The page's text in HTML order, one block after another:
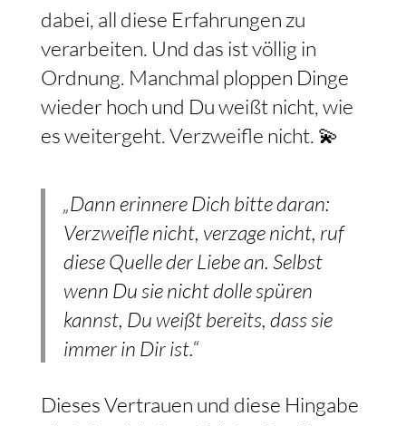
dabei, all diese Erfahrungen zu
verarbeiten. Und das ist völlig in
Ordnung. Manchmal ploppen Dinge
wieder hoch und Du weißt nicht, wie
es weitergeht. Verzweifle nicht. 💫
„Dann erinnere Dich bitte daran:
Verzweifle nicht, verzage nicht, ruf
diese Quelle der Liebe an. Selbst
wenn Du sie nicht dolle spüren
kannst, Du weißt bereits, dass sie
immer in Dir ist.“
Dieses Vertrauen und diese Hingabe